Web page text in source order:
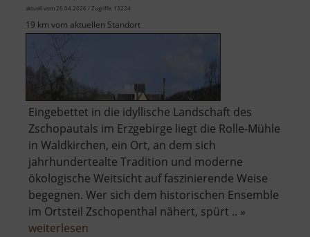
aktuell vom 26.04.2026 / Zugriffe: 13224
19 km vom aktuellen Standort
Eingebettet in die idyllische Landschaft des
Zschopautals im Erzgebirge liegt die Rolle-Mühle
in Waldkirchen, ein Ort, an dem sich
jahrhundertealte Tradition und moderne
ökologische Weitsicht auf faszinierende Weise
begegnen. Wer sich dem historischen Ensemble
im Ortsteil Zschopenthal nähert, spürt .. »
weiterlesen